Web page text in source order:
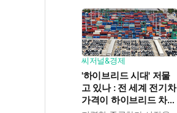
씨저널&경제
'하이브리드 시대' 저물
고 있나 : 전 세계 전기차
가격이 하이브리드 차보